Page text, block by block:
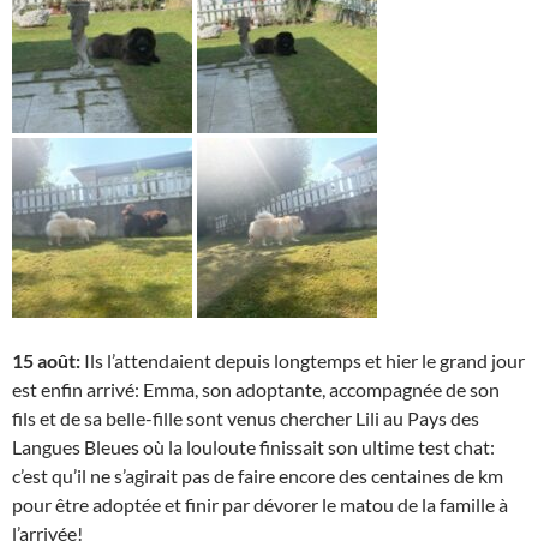
15 août: Ils l’attendaient depuis longtemps et hier le grand jour
est enfin arrivé: Emma, son adoptante, accompagnée de son
fils et de sa belle-fille sont venus chercher Lili au Pays des
Langues Bleues où la louloute finissait son ultime test chat:
c’est qu’il ne s’agirait pas de faire encore des centaines de km
pour être adoptée et finir par dévorer le matou de la famille à
l’arrivée!